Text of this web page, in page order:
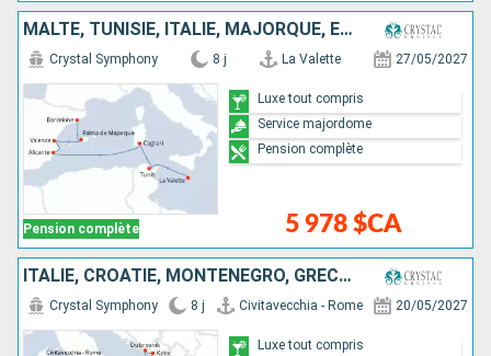
MALTE, TUNISIE, ITALIE, MAJORQUE, ESPAGNE
Pension complète
Crystal Symphony 8 j La Valette 27/05/2027
5 978 $CA
Luxe tout compris
Service majordome
Pension complète
ITALIE, CROATIE, MONTÉNÉGRO, GRÈCE, MALTE
Crystal Symphony 8 j Civitavecchia - Rome 20/05/2027
Luxe tout compris